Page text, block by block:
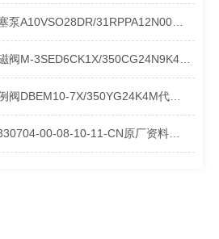
REXROTH力士乐柱塞泵A10VSO28DR/31RPPA12N00产品资料简介
REXROTH力士乐电磁阀M-3SED6CK1X/350CG24N9K4进口现货介绍
REXROTH力士乐比例阀DBEM10-7X/350YG24K4M代理资料
Bently本特利传感器330704-00-08-10-11-CN原厂资料介绍